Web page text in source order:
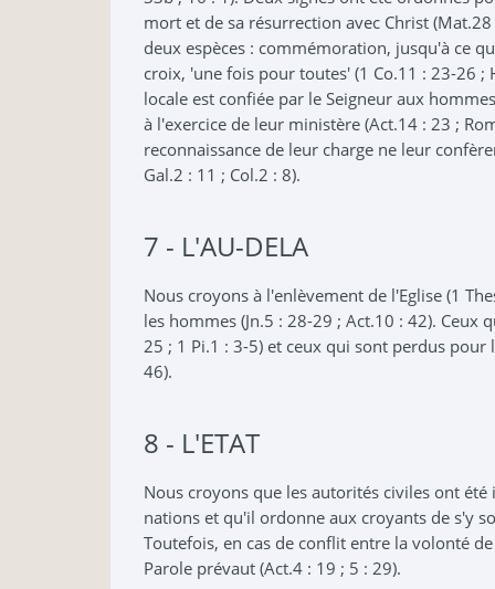
mort et de sa résurrection avec Christ
deux espèces : commémoration, jusqu'à ce
croix, 'une fois pour toutes' (1 Co.11 : 23-26
locale est confiée par le Seigneur aux
à l'exercice de leur ministère (Act.14 : 23 ;
reconnaissance de leur charge ne leur
Gal.2 : 11 ; Col.2 : 8).
7 - L'AU-DELA
Nous croyons à l'enlèvement de l'Eglise (1
les hommes (Jn.5 : 28-29 ; Act.10 : 42). Ceux
25 ; 1 Pi.1 : 3-5) et ceux qui sont perdus
46).
8 - L'ETAT
Nous croyons que les autorités civiles ont
nations et qu'il ordonne aux croyants de s'y
Toutefois, en cas de conflit entre la volonté
Parole prévaut (Act.4 : 19 ; 5 : 29).